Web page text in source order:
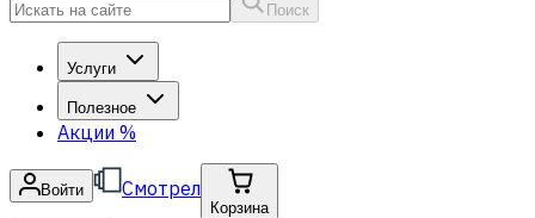
Поиск
Услуги
Полезное
Акции %
Войти Смотрел
Корзина